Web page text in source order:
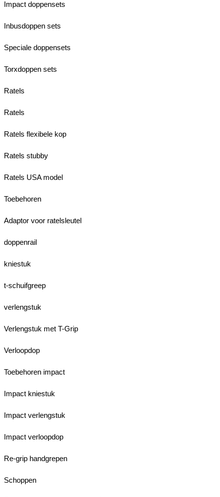
Impact doppensets
Inbusdoppen sets
Speciale doppensets
Torxdoppen sets
Ratels
Ratels
Ratels flexibele kop
Ratels stubby
Ratels USA model
Toebehoren
Adaptor voor ratelsleutel
doppenrail
kniestuk
t-schuifgreep
verlengstuk
Verlengstuk met T-Grip
Verloopdop
Toebehoren impact
Impact kniestuk
Impact verlengstuk
Impact verloopdop
Re-grip handgrepen
Schoppen